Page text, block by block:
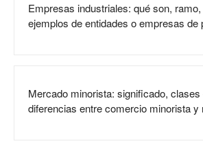
Empresas industriales: qué son,
ejemplos de entidades o empresas de
Mercado minorista: significado, clases
diferencias entre comercio minorista y